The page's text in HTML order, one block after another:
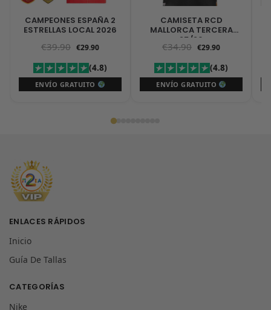
CAMPEONES ESPAÑA 2
ESTRELLAS LOCAL 2026
€39.90 €29.90
(4.8)
ENVÍO GRATUITO
CAMISETA RCD
MALLORCA TERCERA
25/26
€34.90 €29.90
(4.8)
ENVÍO GRATUITO
ENLACES RÁPIDOS
Inicio
Guía De Tallas
CATEGORÍAS
Nike